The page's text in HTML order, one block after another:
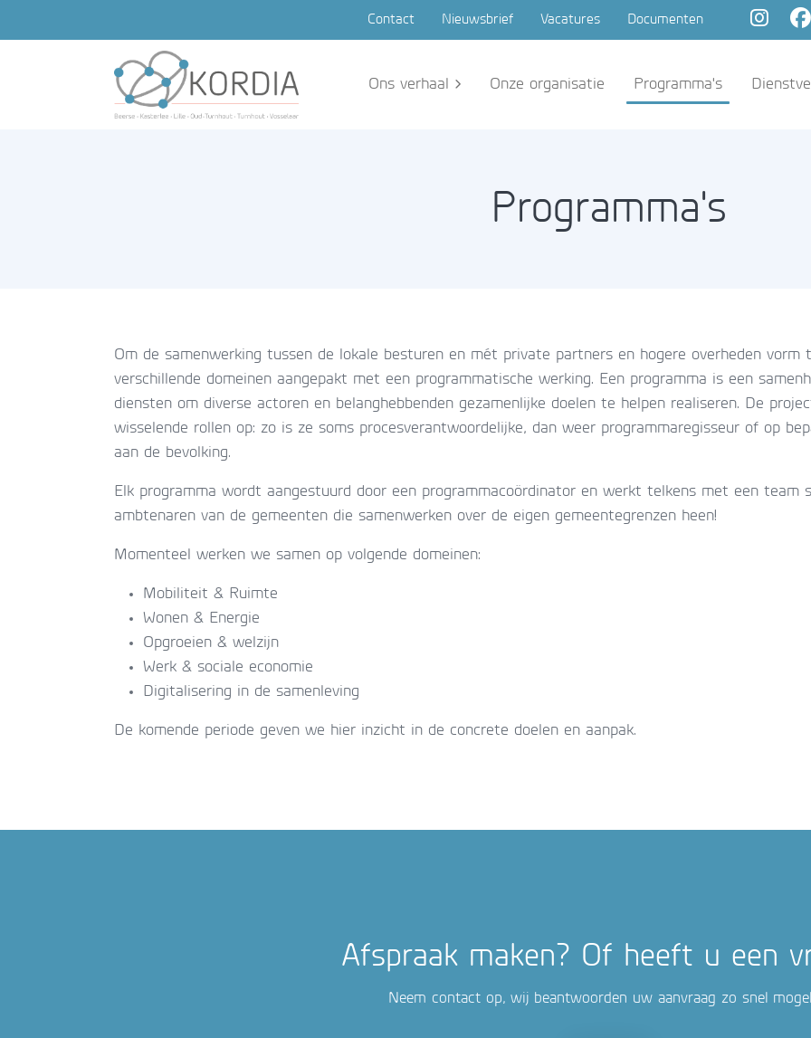
Contact Nieuwsbrief Vacatures Documenten
Ons verhaal Onze organisatie Programma's
Programma's
Om de samenwerking tussen de lokale besturen en mét private partners en hogere overheden vorm
verschillende domeinen aangepakt met een programmatische werking. Een programma is een
diensten om diverse actoren en belanghebbenden gezamenlijke doelen te helpen realiseren. De
wisselende rollen op: zo is ze soms procesverantwoordelijke, dan weer programmaregisseur of op
aan de bevolking.
Elk programma wordt aangestuurd door een programmacoördinator en werkt telkens met een team
ambtenaren van de gemeenten die samenwerken over de eigen gemeentegrenzen heen!
Momenteel werken we samen op volgende domeinen:
Mobiliteit & Ruimte
Wonen & Energie
Opgroeien & welzijn
Werk & sociale economie
Digitalisering in de samenleving
De komende periode geven we hier inzicht in de concrete doelen en aanpak.
Afspraak maken? Of heeft u een
Neem contact op, wij beantwoorden uw aanvraag zo snel